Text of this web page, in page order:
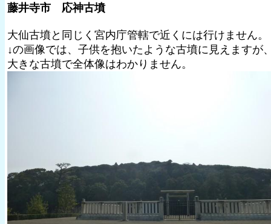
藤井寺市 応神古墳
大仙古墳と同じく宮内庁管轄で近くには行けません。
↓の画像では、子供を抱いたような古墳に見えますが
大きな古墳で全体像はわかりません。